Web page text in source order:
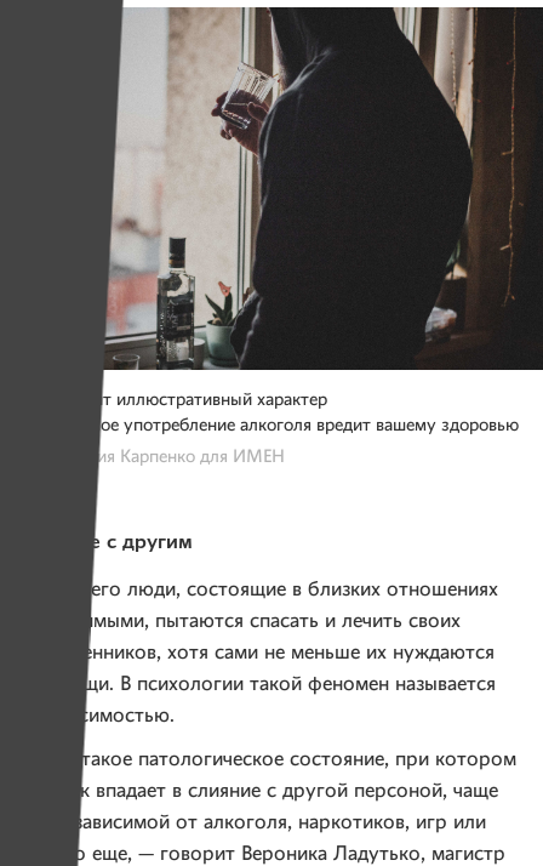
Фото носит иллюстративный характер
*чрезмерное употребление алкоголя вредит вашему здоровью
Фото: Юлия Карпенко для ИМЕН
Слияние с другим
Чаще всего люди, состоящие в близких отношениях
с зависимыми, пытаются спасать и лечить своих
родственников, хотя сами не меньше их нуждаются
в помощи. В психологии такой феномен называется
созависимостью.
— Это такое патологическое состояние, при котором
человек впадает в слияние с другой персоной, чаще
всего зависимой от алкоголя, наркотиков, игр или
чего-то еще, — говорит Вероника Ладутько, магистр